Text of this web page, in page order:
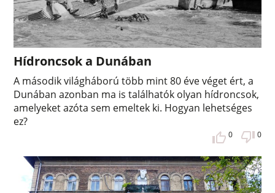
Hídroncsok a Dunában
A második világháború több mint 80 éve véget ért, a
Dunában azonban ma is találhatók olyan hídroncsok,
amelyeket azóta sem emeltek ki. Hogyan lehetséges
ez?
0 0